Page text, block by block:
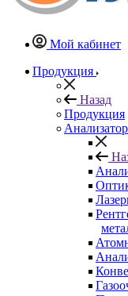
Мой кабинет
Продукция
Назад
Продукция